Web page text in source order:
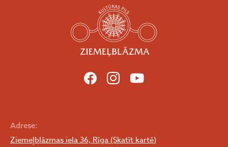
Adrese:
Ziemeļblāzmas iela 36, Rīga (Skatīt kartē)